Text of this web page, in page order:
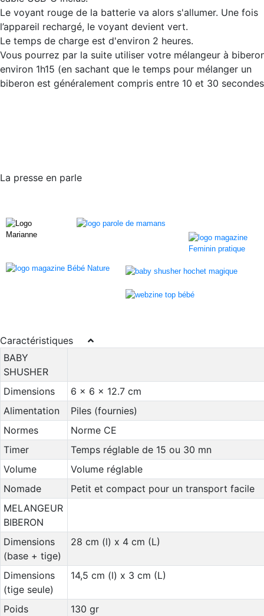
Le voyant rouge de la batterie va alors s'allumer. Une fois
l’appareil rechargé, le voyant devient vert.
Le temps de charge est d'environ 2 heures.
Vous pourrez par la suite utiliser votre mélangeur à
environ 1h15 (en sachant que le temps pour mélanger un
biberon est généralement compris entre 10 et 30
La presse en parle
Caractéristiques
BABY
SHUSHER
Dimensions
6 x 6 x 12.7 cm
Alimentation
Piles (fournies)
Normes
Norme CE
Timer
Temps réglable de 15 ou 30 mn
Volume
Volume réglable
Nomade
Petit et compact pour un transport facile
MELANGEUR
BIBERON
Dimensions
(base + tige)
28 cm (l) x 4 cm (L)
Dimensions
(tige seule)
14,5 cm (l) x 3 cm (L)
Poids
130 gr